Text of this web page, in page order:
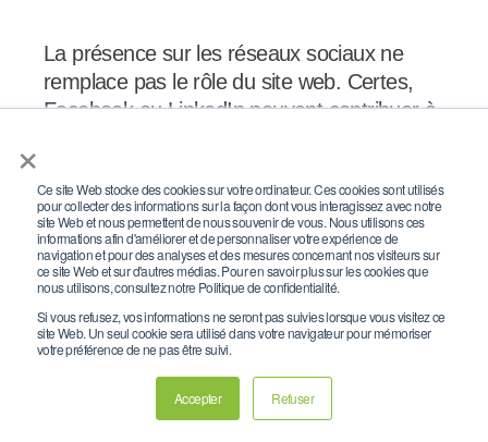
×
Ce site Web stocke des cookies sur votre ordinateur. Ces cookies sont utilisés
pour collecter des informations sur la façon dont vous interagissez avec notre
site Web et nous permettent de nous souvenir de vous. Nous utilisons ces
informations afin d'améliorer et de personnaliser votre expérience de
navigation et pour des analyses et des mesures concernant nos visiteurs sur
ce site Web et sur d'autres médias. Pour en savoir plus sur les cookies que
nous utilisons, consultez notre Politique de confidentialité.
Si vous refusez, vos informations ne seront pas suivies lorsque vous visitez ce
site Web. Un seul cookie sera utilisé dans votre navigateur pour mémoriser
votre préférence de ne pas être suivi.
Accepter Refuser
La présence sur les réseaux sociaux ne
remplace pas le rôle du site web. Certes,
Facebook ou LinkedIn peuvent contribuer à
formulaires, des conversations
commerciales ou des redirections vers un
conseiller, cependant le site web joue un
rôle complémentaire essentiel : structurer
l’information, rassurer, détailler les offres et
mieux convertir les intentions issues de
Google ou des campagnes.